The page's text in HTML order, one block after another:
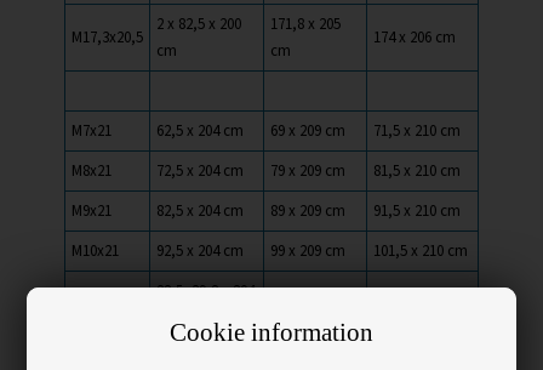
Cookie information
M17,3x20,5
2 x 82,5 x 200
cm
171,8 x 205
cm
174 x 206 cm
M7x21 62,5 x 204 cm 69 x 209 cm
71,5 x 210 cm
M8x21
72,5 x 204 cm 79 x 209 cm
81,5 x 210 cm
M9x21
82,5 x 204 cm 89 x 209 cm
91,5 x 210 cm
M10x21
92,5 x 204 cm 99 x 209 cm 101,5 x 210 cm
82,5+39,8 x 204